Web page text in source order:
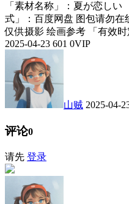
「素材名称」：夏が恋しい
式」：百度网盘 图包请勿
仅供摄影 绘画参考 「有效
2025-04-23 601 0VIP
山贼 2025-04-
评论0
请先 登录